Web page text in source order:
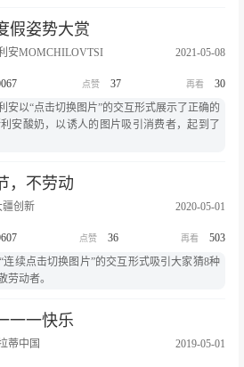
假姿势大赏
安MOMCHILOVTSI 2021-05-08
37
30
安以“点击切换图片”的交互形式展示了正确的
安酸奶，以诱人的图片吸引消费者，起到了
，不劳动
疆创新 2020-05-01
36
503
续点击切换图片”的交互形式吸引大家猜8种
劳动者。
一一快乐
蒂中国 2019-05-01